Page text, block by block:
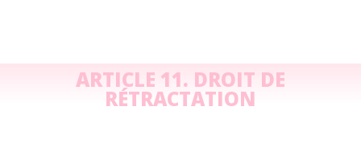
ARTICLE 11. DROIT DE
RÉTRACTATION